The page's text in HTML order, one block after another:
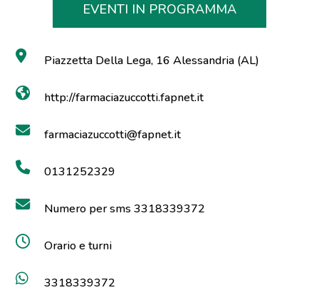
EVENTI IN PROGRAMMA
Piazzetta Della Lega, 16 Alessandria (AL)
http://farmaciazuccotti.fapnet.it
farmaciazuccotti@fapnet.it
0131252329
Numero per sms 3318339372
Orario e turni
3318339372